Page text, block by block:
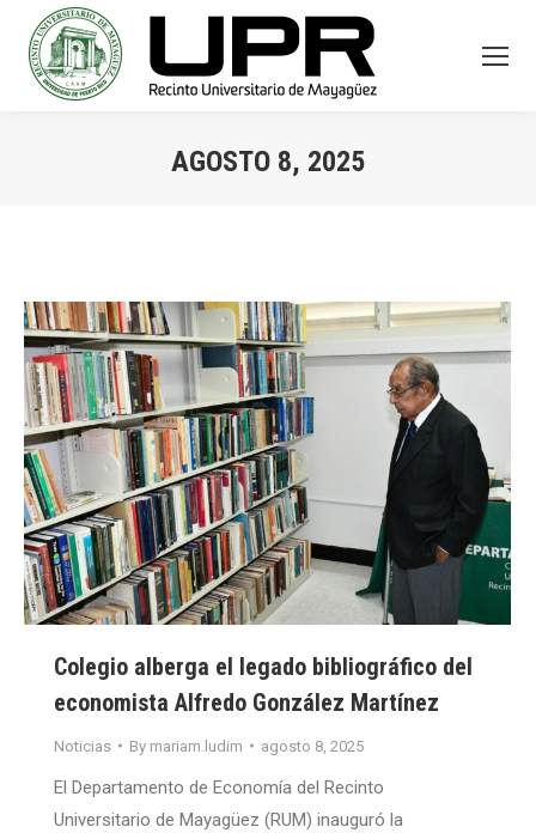
AGOSTO 8, 2025
Colegio alberga el legado bibliográfico del
economista Alfredo González Martínez
Noticias By mariam.ludim agosto 8, 2025
El Departamento de Economía del Recinto
Universitario de Mayagüez (RUM) inauguró la